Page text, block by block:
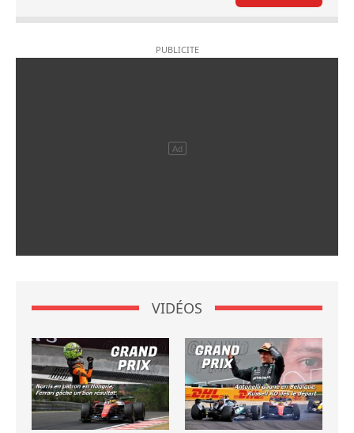
VIDÉOS